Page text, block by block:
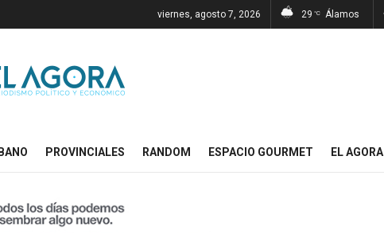
viernes, agosto 7, 2026 29 °C Álamos
PROVINCIALES RANDOM ESPACIO GOURMET EL AGORA